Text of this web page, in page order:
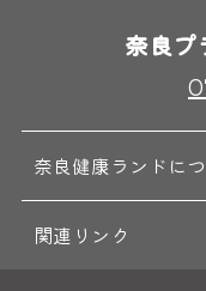
奈良プ
奈良健康ランドに
関連リンク